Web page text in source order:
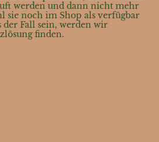
werden und dann nicht mehr
sie noch im Shop als verfügbar
der Fall sein, werden wir
finden.